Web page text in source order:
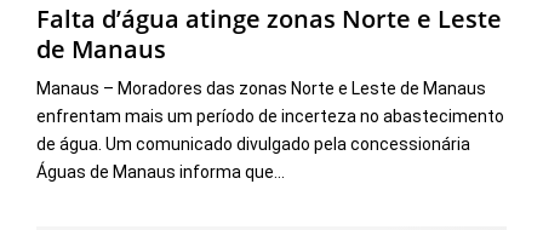
Falta d’água atinge zonas Norte e Leste
de Manaus
Manaus – Moradores das zonas Norte e Leste de Manaus
enfrentam mais um período de incerteza no abastecimento
de água. Um comunicado divulgado pela concessionária
Águas de Manaus informa que...